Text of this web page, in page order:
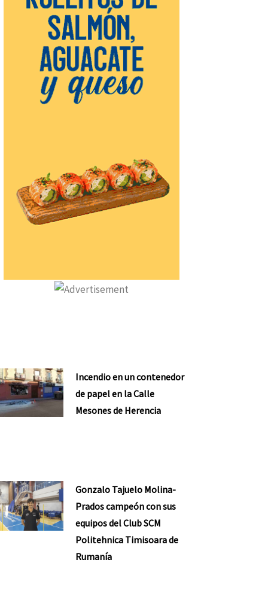
Incendio en un contenedor
de papel en la Calle
Mesones de Herencia
Gonzalo Tajuelo Molina-
Prados campeón con sus
equipos del Club SCM
Politehnica Timisoara de
Rumanía